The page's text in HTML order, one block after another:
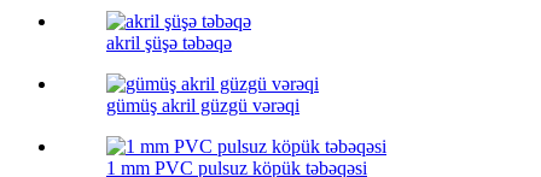
akril şüşə təbəqə
gümüş akril güzgü vərəqi
1 mm PVC pulsuz köpük təbəqəsi